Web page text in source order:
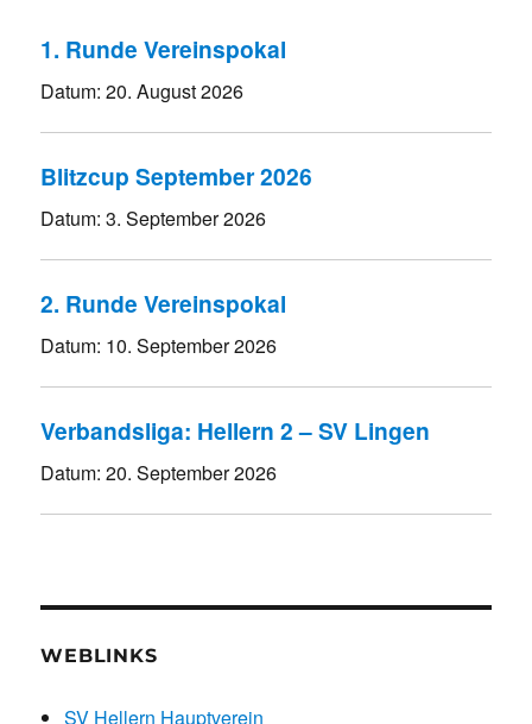
1. Runde Vereinspokal
Datum:20. August 2026
Blitzcup September 2026
Datum:3. September 2026
2. Runde Vereinspokal
Datum: 10. September 2026
Verbandsliga: Hellern 2 – SV Lingen
Datum:20. September 2026
WEBLINKS
SV Hellern Hauptverein